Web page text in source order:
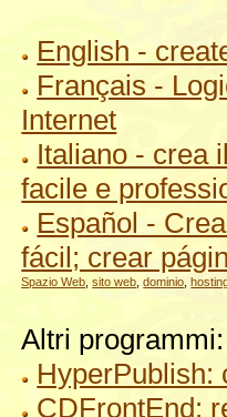
English -
Français -
Internet
Italiano - crea
facile e
Español -
fácil; crear
Spazio Web ,sito web ,dominio ,
Altri programmi:
HyperPublish:
CDFrontEnd: